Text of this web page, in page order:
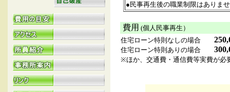
●民事再生後の職業制限はありま
費用 (個人民事再生）
住宅ローン特則なしの場合
住宅ローン特則ありの場合
※ほか、交通費・通信費等実費が必